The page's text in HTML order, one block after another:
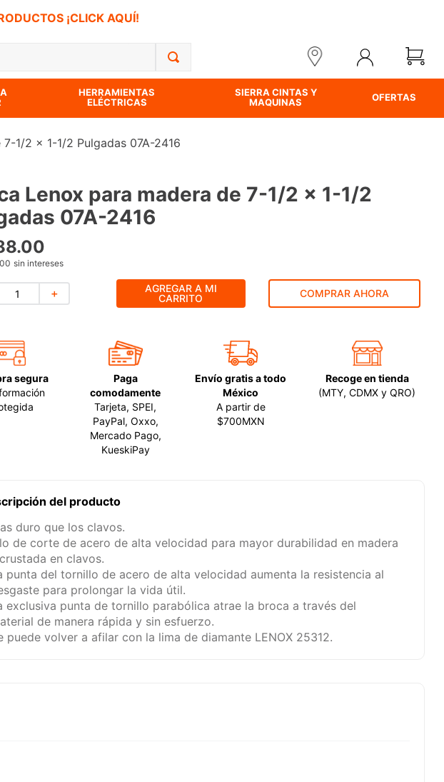
¡CLICK AQUÍ!
HERRAMIENTAS
ELÉCTRICAS
SIERRA CINTAS Y
MAQUINAS
OFERTAS
1/2 x 1-1/2 Pulgadas 07A-2416
Lenox para madera de 7-1/2 x 1-1/2
07A-2416
.00
sin intereses
＋
AGREGAR A MI
CARRITO
COMPRAR AHORA
segura
Paga
comodamente
Tarjeta, SPEI,
PayPal, Oxxo,
Mercado Pago,
KueskiPay
Envío gratis a todo
México
A partir de
$700MXN
Recoge en tienda
(MTY, CDMX y QRO)
del producto
duro que los clavos.
de corte de acero de alta velocidad para mayor durabilidad en madera
en clavos.
punta del tornillo de acero de alta velocidad aumenta la resistencia al
para prolongar la vida útil.
exclusiva punta de tornillo parabólica atrae la broca a través del
de manera rápida y sin esfuerzo.
puede volver a afilar con la lima de diamante LENOX 25312.